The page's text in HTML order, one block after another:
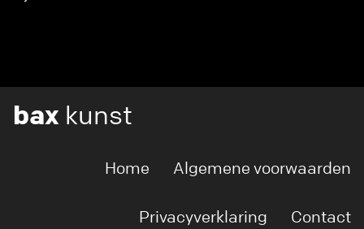
bax kunst
Home Algemene voorwaarden
Privacyverklaring Contact